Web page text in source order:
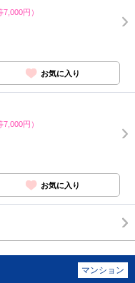
7,000円）
お気に入り
7,000円）
お気に入り
マンション